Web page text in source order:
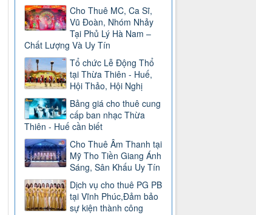
Cho Thuê MC, Ca Sĩ,
Vũ Đoàn, Nhóm Nhảy
Tại Phủ Lý Hà Nam –
Chất Lượng Và Uy Tín
Tổ chức Lễ Động Thổ
tại Thừa Thiên - Huế,
Hội Thảo, Hội Nghị
Bảng giá cho thuê cung
cấp ban nhạc Thừa
Thiên - Huế cần biết
Cho Thuê Âm Thanh tại
Mỹ Tho Tiền Giang Ánh
Sáng, Sân Khấu Uy Tín
Dịch vụ cho thuê PG PB
tại Vĩnh Phúc,Đảm bảo
sự kiện thành công